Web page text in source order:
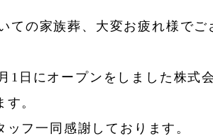
の家族葬、大変お疲れ様でご
1日にオープンをしました株式
。
フ一同感謝しております。